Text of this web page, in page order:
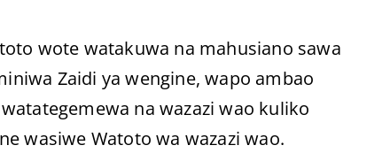
wote watakuwa na mahusiano sawa
Zaidi ya wengine, wapo ambao
na wazazi wao kuliko
wasiwe Watoto wa wazazi wao.